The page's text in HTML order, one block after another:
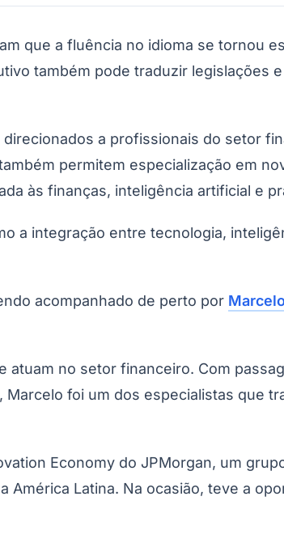
que a fluência no idioma se tornou
também pode traduzir
a profissionais do setor
permitem especialização em
às finanças, inteligência artificial e
a integração entre tecnologia,
acompanhado de perto por
no setor financeiro. Com
foi um dos especialistas que
Economy do JPMorgan, um
Latina. Na ocasião, teve a